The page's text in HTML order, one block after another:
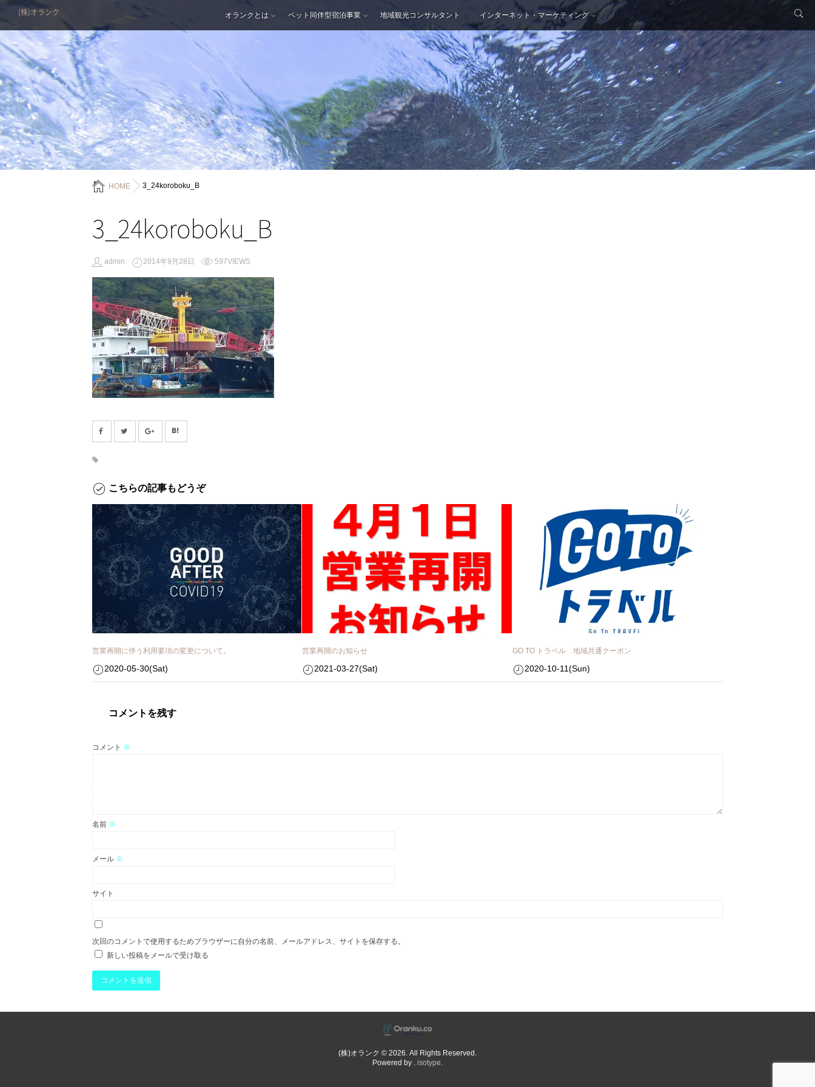
(株)オランク オランクとは ペット同伴型宿泊事業 地域観光コンサルタント インターネット・マーケティング
HOME 3_24koroboku_B
3_24koroboku_B
admin 2014年9月28日 597VIEWS
こちらの記事もどうぞ
営業再開に伴う利用要項の変更について。
2020-05-30(Sat)
営業再開のお知らせ
2021-03-27(Sat)
GO TO トラベル 地域共通クーポン
2020-10-11(Sun)
コメントを残す
コメント ※
名前 ※
メール ※
サイト
次回のコメントで使用するためブラウザーに自分の名前、メールアドレス、サイトを保存する。
新しい投稿をメールで受け取る
(株)オランク © 2026. All Rights Reserved.
Powered by . isotype